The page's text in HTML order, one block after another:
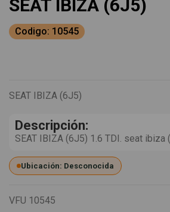
SEAT IBIZA (6J5)
Codigo: 10545
SEAT IBIZA (6J5)
Descripción:
SEAT IBIZA (6J5) 1.6 TDI. seat ibiza
Ubicación: Desconocida
VFU 10545